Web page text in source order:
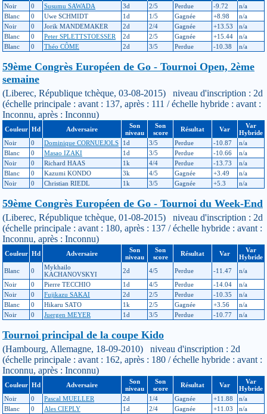
Noir
0 Susumu SAWADA 3d 2/5 Perdue -9.72
n/a
Blanc
0 Uwe SCHMIDT 1d 1/5 Gagnée +8.98
n/a
Noir
0 Jorik MANDEMAKER 2d 2/4 Gagnée +13.53
n/a
Blanc
0 Peter SPLETTSTOESSER 2d 2/5 Gagnée +15.44
n/a
Blanc
0 Théo CÔME 2d 3/5 Perdue -10.38 n/a
59ème Congrès Européen de Go - Tournoi Open, 2ème
semaine
(Liberec, République tchèque, 03-08-2015) niveau d'inscription : 2d
(échelle principale : avant : 137, après : 111 / échelle hybride : avant :
Inconnu, après : Inconnu)
Couleur Hd Adversaire
Son
niveau
Son
score
Résultat Var
Var
Hybride
Noir
0 Dominique CORNUEJOLS 1d 3/5 Perdue -10.87
n/a
Blanc
0 Masao IZAKI 1d 3/5 Perdue -10.66
n/a
Noir
0 Richard HAAS 1k 4/4 Perdue -13.73
n/a
Blanc
0 Kazumi KONDO 3k 4/5 Gagnée +3.49
n/a
Noir
0 Christian RIEDL 1k 3/5 Gagnée +5.3 n/a
59ème Congrès Européen de Go - Tournoi du Week-End
(Liberec, République tchèque, 01-08-2015) niveau d'inscription : 2d
(échelle principale : avant : 180, après : 137 / échelle hybride : avant :
Inconnu, après : Inconnu)
Couleur Hd Adversaire
Son
niveau
Son
score
Résultat Var
Var
Hybride
Blanc
0
Mykhailo
KACHANOVSKYI
2d 4/5 Perdue -11.47
n/a
Noir
0 Pierre TECCHIO 1d 4/5 Perdue -14.04
n/a
Noir
0 Fujikazu SAKAI 2d 2/5 Perdue -10.35
n/a
Blanc
0 Hikaru SATO 1k 2/5 Gagnée +3.56
n/a
Noir
0 Juergen MEYER 1d 3/5 Perdue -10.77 n/a
Tournoi principal de la coupe Kido
(Hambourg, Allemagne, 18-09-2010) niveau d'inscription : 2d
(échelle principale : avant : 162, après : 180 / échelle hybride : avant :
Inconnu, après : Inconnu)
Couleur Hd Adversaire
Son
niveau
Son
score
Résultat Var
Var
Hybride
Noir
0 Pascal MUELLER 2d 1/4 Gagnée +11.88
n/a
Blanc
0 Ales CIEPLY 1d 2/4 Gagnée +11.03 n/a